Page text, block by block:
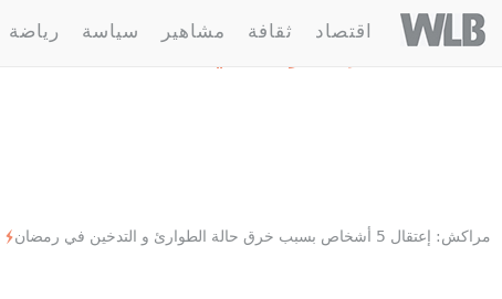
Welovebuzz
اقتصاد ثقافة مشاهير سياسة رياضة
2 مقالة : الإفطار العلني
مراكش: إعتقال 5 أشخاص بسبب خرق حالة الطوارئ و التدخين في رمضان